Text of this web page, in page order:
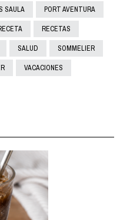
SAULA PORT AVENTURA
RECETAS
SALUD SOMMELIER
VACACIONES